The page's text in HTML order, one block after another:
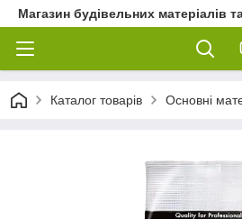
Магазин будівельних матеріалів
Каталог товарів Основні